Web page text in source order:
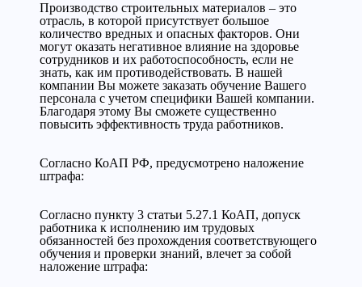
Производство строительных материалов – это
отрасль, в которой присутствует большое
количество вредных и опасных факторов. Они
могут оказать негативное влияние на здоровье
сотрудников и их работоспособность, если не
знать, как им противодействовать. В нашей
компании Вы можете заказать обучение Вашего
персонала с учетом специфики Вашей компании.
Благодаря этому Вы сможете существенно
повысить эффективность труда работников.
Cогласно КоАП РФ, предусмотрено наложение
штрафа:
Согласно пункту 3 статьи 5.27.1 КоАП, допуск
работника к исполнению им трудовых
обязанностей без прохождения соответствующего
обучения и проверки знаний, влечет за собой
наложение штрафа: